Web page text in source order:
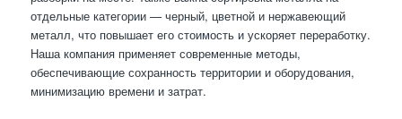
отдельные категории — черный, цветной и нержавеющий
металл, что повышает его стоимость и ускоряет переработку.
Наша компания применяет современные методы,
обеспечивающие сохранность территории и оборудования,
минимизацию времени и затрат.